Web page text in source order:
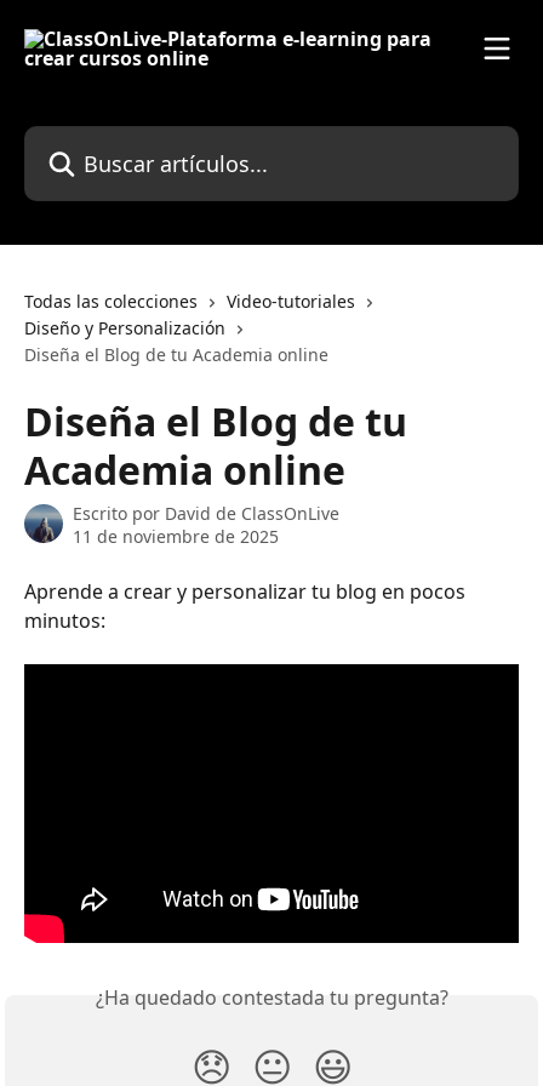
Buscar artículos...
Todas las colecciones
Video-tutoriales
Diseño y Personalización
Diseña el Blog de tu Academia online
Diseña el Blog de tu
Academia online
Escrito por David de ClassOnLive
11 de noviembre de 2025
Aprende a crear y personalizar tu blog en pocos
minutos:
¿Ha quedado contestada tu pregunta?
😞 😐 😃